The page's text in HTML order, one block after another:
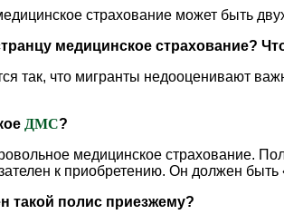
страхование может быть
медицинское страхование?
так, что мигранты недооценивают
ДМС?
медицинское страхование.
к приобретению. Он должен
такой полис приезжему?